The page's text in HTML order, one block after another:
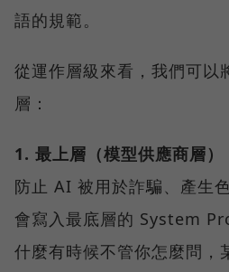
語的規範。
從運作層級來看，我們可以
層：
1. 最上層（模型供應商層）
防止 AI 被用於詐騙、產生
會寫入最底層的 System
什麼有時候不管你怎麼問，